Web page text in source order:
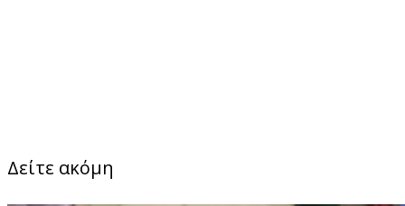
Δείτε ακόμη